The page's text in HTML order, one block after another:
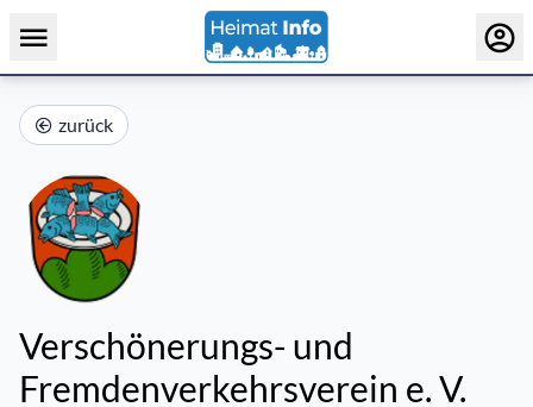
zurück
Verschönerungs- und
Fremdenverkehrsverein e. V.